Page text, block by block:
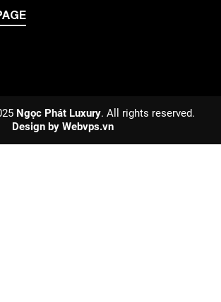
Ngọc Phát Luxury. All rights reserved.
Design by Webvps.vn